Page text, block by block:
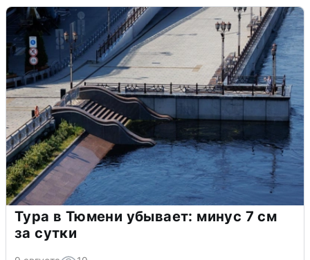
Тура в Тюмени убывает: минус 7 см
за сутки